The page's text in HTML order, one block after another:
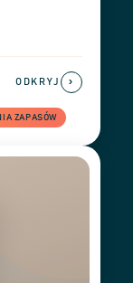
ZAPASÓW
ODKRYJ ›